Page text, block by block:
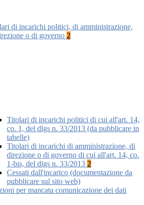
di incarichi politici, di amministrazione,
o di governo 2
Titolari di incarichi politici di cui all'art. 14,
co. 1, del dlgs n. 33/2013 (da pubblicare in
tabelle)
Titolari di incarichi di amministrazione, di
direzione o di governo di cui all'art. 14, co.
1-bis, del dlgs n. 33/2013 2
Cessati dall'incarico (documentazione da
pubblicare sul sito web)
per mancata comunicazione dei dati